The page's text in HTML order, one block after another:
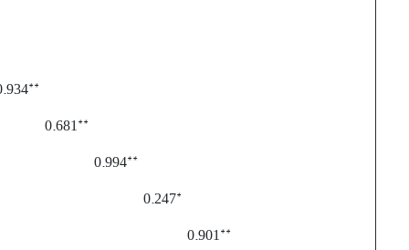
**
**
0.681
**
0.994
*
0.247
**
0.901